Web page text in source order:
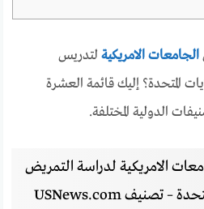
الجامعات الامريكيةلتدريس
المتحدة؟ إليك قائمة العشرة
الدولية المختلفة.
الامريكية لدراسة التمريض
في الولايات المتحدة – تصنيف USNews.com